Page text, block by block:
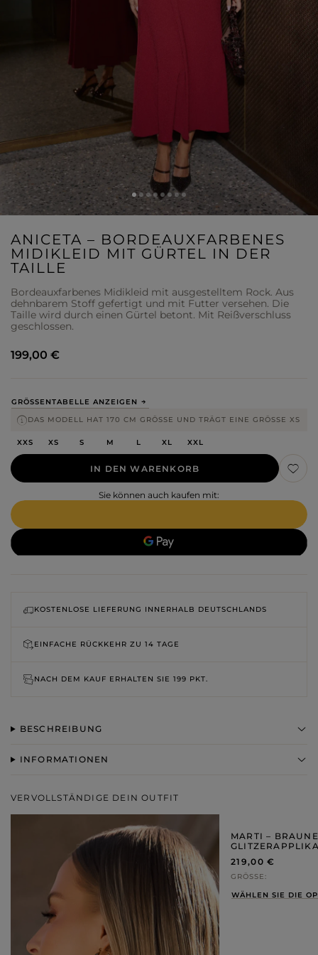
ANICETA – BORDEAUXFARBENES
MIDIKLEID MIT GÜRTEL IN DER
TAILLE
Bordeauxfarbenes Midikleid mit ausgestelltem Rock. Aus
dehnbarem Stoff gefertigt und mit Futter versehen. Die
Taille wird durch einen Gürtel betont. Mit Reißverschluss
geschlossen.
GRÖSSENTABELLE ANZEIGEN
DAS MODELL HAT 170 CM GRÖSSE UND TRÄGT EINE GRÖSSE XS
XXS XS S M L XL XXL
IN DEN WARENKORB
Sie können auch kaufen mit:
199,00 €
KOSTENLOSE LIEFERUNG INNERHALB DEUTSCHLANDS
EINFACHE RÜCKKEHR ZU 14 TAGE
NACH DEM KAUF ERHALTEN SIE 199 PKT.
BESCHREIBUNG
INFORMATIONEN
VERVOLLSTÄNDIGE DEIN OUTFIT
MARTI –
219,00 €
GRÖSSE
WÄHLEN SIE DIE